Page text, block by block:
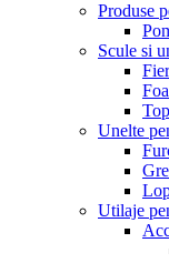
Produse
Scule si
Unelte
Utilaje